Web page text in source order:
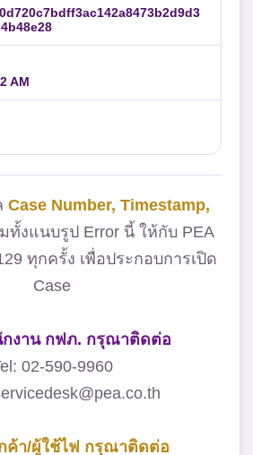
AM
Case Number, Timestamp,
งแนบรูป Error นี้ ให้กับ PEA
ทุกครั้ง เพื่อประกอบการเปิด
Case
งาน กฟภ. กรุณาติดต่อ
02-590-9960
ค้า/ผู้ใช้ไฟ กรุณาติดต่อ